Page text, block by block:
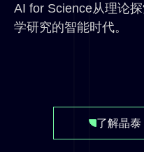
AI for Science从理论
学研究的智能时代。
了解晶泰